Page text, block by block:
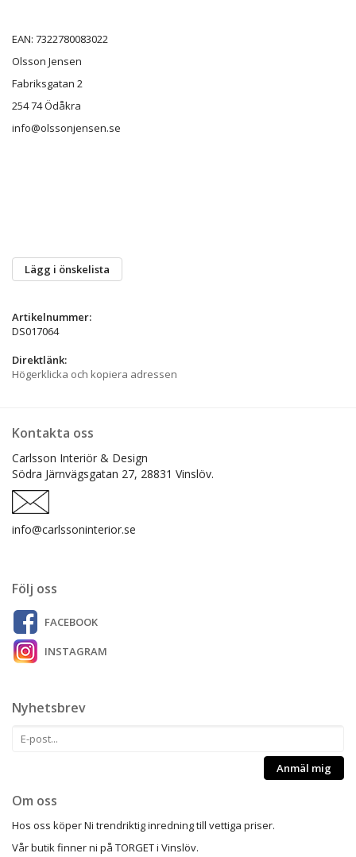
EAN: 7322780083022
Olsson Jensen
Fabriksgatan 2
254 74 Ödåkra
info@olssonjensen.se
Lägg i önskelista
Artikelnummer:
DS017064
Direktlänk:
Högerklicka och kopiera adressen
Kontakta oss
Carlsson Interiör & Design
Södra Järnvägsgatan 27, 28831 Vinslöv.
info@carlssoninterior.se
Följ oss
FACEBOOK
INSTAGRAM
Nyhetsbrev
Anmäl mig
Om oss
Hos oss köper Ni trendriktig inredning till vettiga priser.
Vår butik finner ni på TORGET i Vinslöv.